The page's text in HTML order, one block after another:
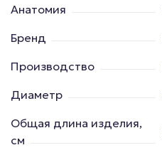
Анатомия
Бренд
Производство
Диаметр
Общая длина изделия,
см